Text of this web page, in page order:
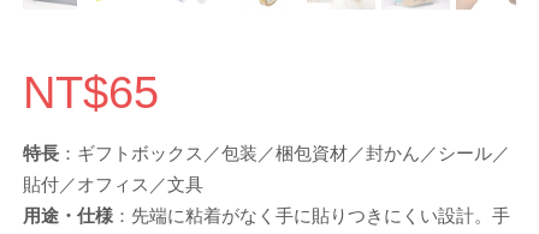
NT$65
特長 ：ギフトボックス／包装／梱包資材／封かん／シール／
貼付／オフィス／文具
用途・仕様 ：先端に粘着がなく手に貼りつきにくい設計。手